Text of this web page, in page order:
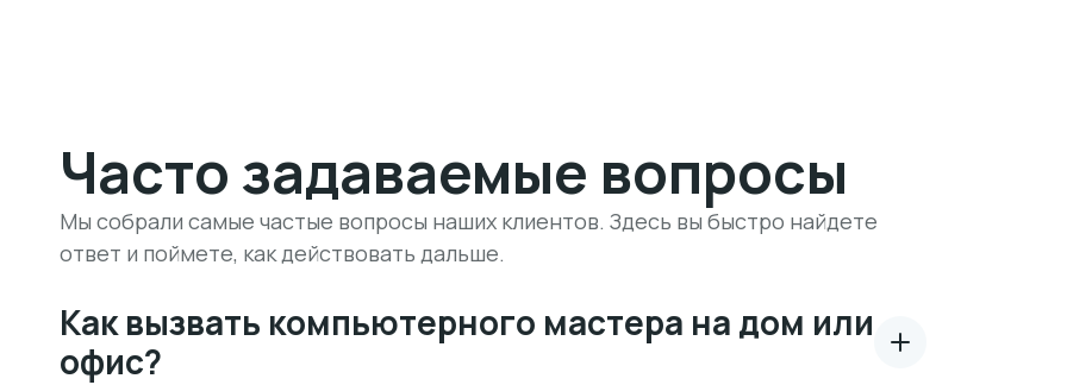
Часто задаваемые вопросы
Мы собрали самые частые вопросы наших клиентов. Здесь вы быстро найдете
ответ и поймете, как действовать дальше.
Как вызвать компьютерного мастера на дом или
офис?